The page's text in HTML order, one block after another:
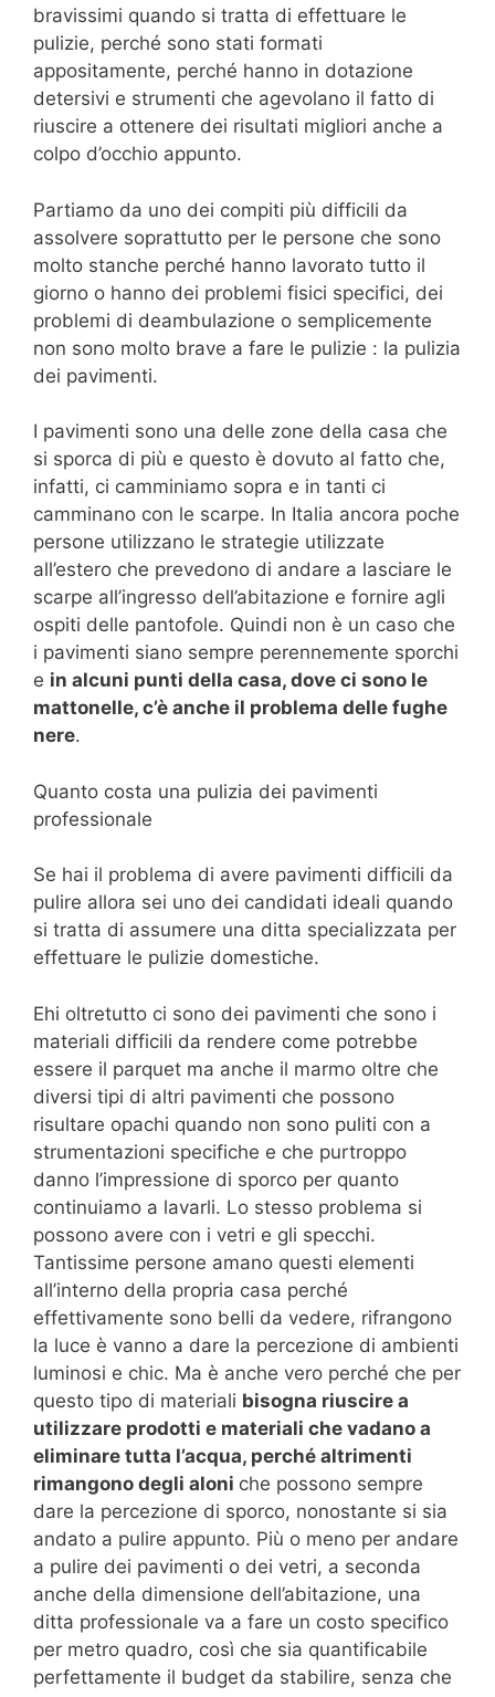
bravissimi quando si tratta di effettuare le
pulizie, perché sono stati formati
appositamente, perché hanno in dotazione
detersivi e strumenti che agevolano il fatto di
riuscire a ottenere dei risultati migliori anche a
colpo d’occhio appunto.
Partiamo da uno dei compiti più difficili da
assolvere soprattutto per le persone che sono
molto stanche perché hanno lavorato tutto il
giorno o hanno dei problemi fisici specifici, dei
problemi di deambulazione o semplicemente
non sono molto brave a fare le pulizie : la pulizia
dei pavimenti.
I pavimenti sono una delle zone della casa che
si sporca di più e questo è dovuto al fatto che,
infatti, ci camminiamo sopra e in tanti ci
camminano con le scarpe. In Italia ancora poche
persone utilizzano le strategie utilizzate
all’estero che prevedono di andare a lasciare le
scarpe all’ingresso dell’abitazione e fornire agli
ospiti delle pantofole. Quindi non è un caso che
i pavimenti siano sempre perennemente sporchi
e in alcuni punti della casa, dove ci sono le
mattonelle, c’è anche il problema delle fughe
nere.
Quanto costa una pulizia dei pavimenti
professionale
Se hai il problema di avere pavimenti difficili da
pulire allora sei uno dei candidati ideali quando
si tratta di assumere una ditta specializzata per
effettuare le pulizie domestiche.
Ehi oltretutto ci sono dei pavimenti che sono i
materiali difficili da rendere come potrebbe
essere il parquet ma anche il marmo oltre che
diversi tipi di altri pavimenti che possono
risultare opachi quando non sono puliti con a
strumentazioni specifiche e che purtroppo
danno l’impressione di sporco per quanto
continuiamo a lavarli. Lo stesso problema si
possono avere con i vetri e gli specchi.
Tantissime persone amano questi elementi
all’interno della propria casa perché
effettivamente sono belli da vedere, rifrangono
la luce è vanno a dare la percezione di ambienti
luminosi e chic. Ma è anche vero perché che per
questo tipo di materiali bisogna riuscire a
utilizzare prodotti e materiali che vadano a
eliminare tutta l’acqua, perché altrimenti
rimangono degli aloni che possono sempre
dare la percezione di sporco, nonostante si sia
andato a pulire appunto. Più o meno per andare
a pulire dei pavimenti o dei vetri, a seconda
anche della dimensione dell’abitazione, una
ditta professionale va a fare un costo specifico
per metro quadro, così che sia quantificabile
perfettamente il budget da stabilire, senza che